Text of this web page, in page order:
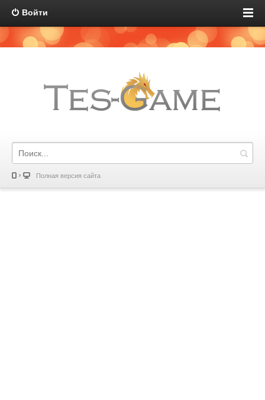
Войти
Полная версия сайта